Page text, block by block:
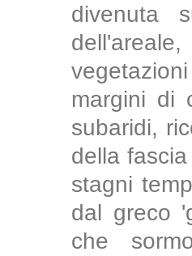
divenuta
margini di
subaridi,
della
stagni
dal greco
che